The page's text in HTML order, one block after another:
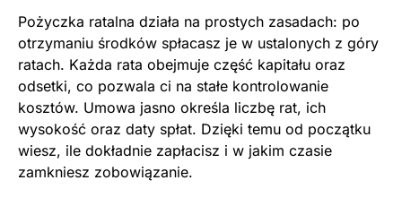
Pożyczka ratalna działa na prostych zasadach: po
otrzymaniu środków spłacasz je w ustalonych z góry
ratach. Każda rata obejmuje część kapitału oraz
odsetki, co pozwala ci na stałe kontrolowanie
kosztów. Umowa jasno określa liczbę rat, ich
wysokość oraz daty spłat. Dzięki temu od początku
wiesz, ile dokładnie zapłacisz i w jakim czasie
zamkniesz zobowiązanie.